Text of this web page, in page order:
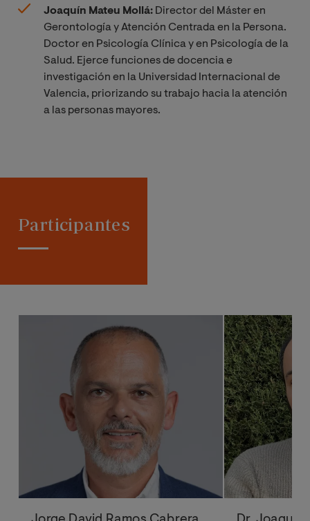
Joaquín Mateu Mollá: Director del Máster en
Gerontología y Atención Centrada en la Persona.
Doctor en Psicología Clínica y en Psicología de la
Salud. Ejerce funciones de docencia e
investigación en la Universidad Internacional de
Valencia, priorizando su trabajo hacia la atención
a las personas mayores.
Participantes